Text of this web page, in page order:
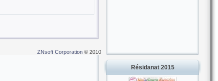
ZNsoft Corporation © 2010
Résidanat 2015